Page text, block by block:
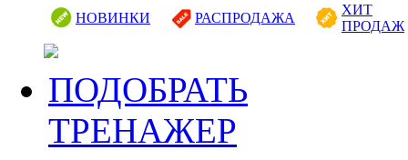
НОВИНКИ РАСПРОДАЖА
ХИТ
ПРОДАЖ
ПОДОБРАТЬ
ТРЕНАЖЕР